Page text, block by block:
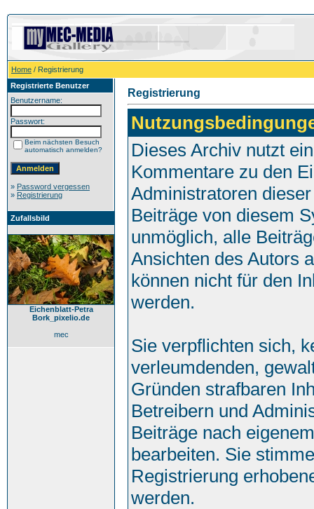
Home / Registrierung
Registrierte Benutzer
Benutzername:
Passwort:
Beim nächsten Besuch
automatisch anmelden?
» Password vergessen
» Registrierung
Zufallsbild
Eichenblatt-Petra
Bork_pixelio.de
mec
Registrierung
Dieses Archiv nutzt
Kommentare zu den
Administratoren
Beiträge von diesem
unmöglich, alle
Ansichten des Autors
können nicht für den
werden.
Sie verpflichten sich,
verleumdenden,
Gründen strafbaren
Betreibern und
Beiträge nach
bearbeiten. Sie
Registrierung
werden.